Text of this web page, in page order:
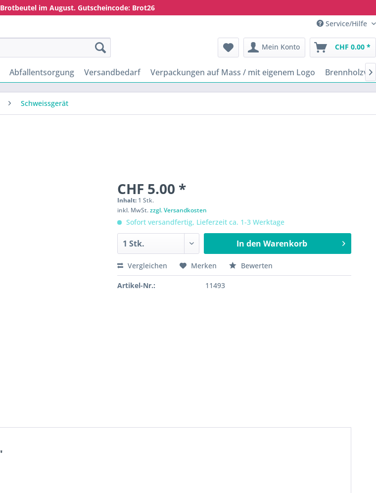
im August. Gutscheincode: Brot26
Service/Hilfe
Mein Konto CHF 0.00 *
Abfallentsorgung Versandbedarf Verpackungen auf Mass / mit eigenem Logo 
Schweissgerät
CHF 5.00 *
Inhalt: 1 Stk.
inkl. MwSt.zzgl. Versandkosten
Sofort versandfertig, Lieferzeit ca. 1-3 Werktage
In den Warenkorb
Vergleichen Merken Bewerten
Artikel-Nr.: 11493